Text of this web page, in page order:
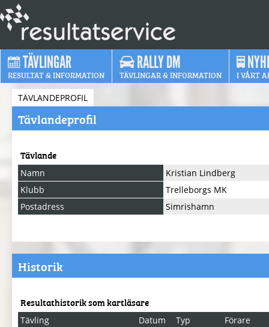
TÄVLINGAR
RESULTAT & INFORMATION
RALLY DM
TÄVLINGAR & INFORMATION I VÅRT
TÄVLANDEPROFIL
Tävlandeprofil
Tävlande
Namn
Kristian Lindberg
Klubb
Trelleborgs MK
Postadress
Simrishamn
Historik
Resultathistorik som kartläsare
Tävling Datum Typ Förare